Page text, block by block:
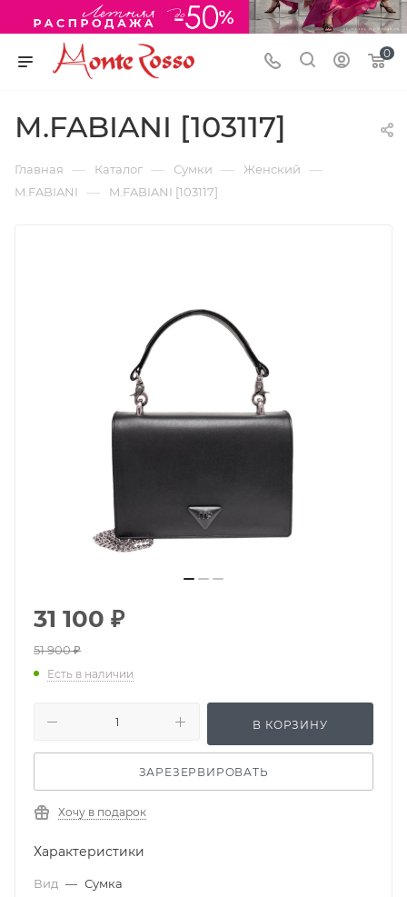
0
M.FABIANI [103117]
Главная — Каталог — Сумки — Женский —
M.FABIANI — M.FABIANI [103117]
31 100 ₽
51 900₽
Есть в наличии
В КОРЗИНУ
ЗАРЕЗЕРВИРОВАТЬ
Хочу в подарок
Характеристики
Вид — Сумка